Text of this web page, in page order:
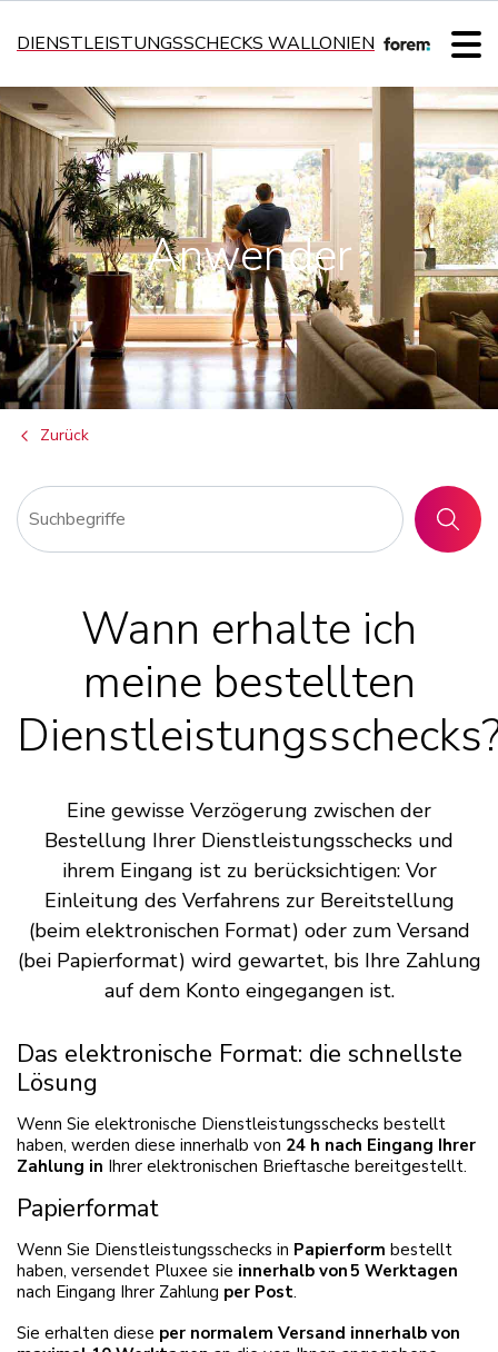
DIENSTLEISTUNGSSCHECKS WALLONIEN
Anwender
Zurück
SUCHEN
Wann erhalte ich
meine bestellten
Eine gewisse Verzögerung zwischen der
Bestellung Ihrer Dienstleistungsschecks und
ihrem Eingang ist zu berücksichtigen: Vor
Einleitung des Verfahrens zur Bereitstellung
(beim elektronischen Format) oder zum Versand
(bei Papierformat) wird gewartet, bis Ihre Zahlung
auf dem Konto eingegangen ist.
Das elektronische Format: die schnellste
Lösung
Wenn Sie elektronische Dienstleistungsschecks bestellt
haben, werden diese innerhalb von 24 h nach Eingang Ihrer
Zahlung in Ihrer elektronischen Brieftasche bereitgestellt.
Papierformat
Wenn Sie Dienstleistungsschecks in Papierform bestellt
haben, versendet Pluxee sie innerhalb von 5 Werktagen
nach Eingang Ihrer Zahlung per Post.
Sie erhalten diese per normalem Versand innerhalb von